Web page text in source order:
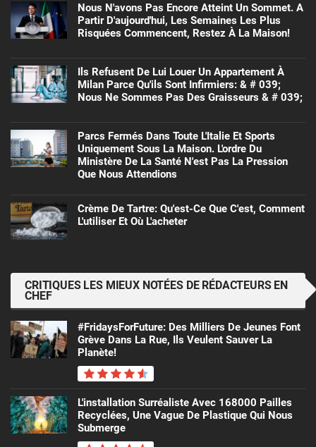
Nous N'avons Pas Encore Atteint Un Sommet. A
Partir D'aujourd'hui, Les Semaines Les Plus
Risquées Commencent, Restez À La Maison!
Ils Refusent De Lui Louer Un Appartement À
Milan Parce Qu'ils Sont Infirmiers: & # 039;
Nous Ne Sommes Pas Des Graisseurs & # 039;
Parcs Fermés Dans Toute L'Italie Et Sports
Uniquement Sous La Maison. L'ordre Du
Ministère De La Santé N'est Pas La Pression
Que Nous Attendions
Crème De Tartre: Qu'est-Ce Que C'est, Comment
L'utiliser Et Où L'acheter
CRITIQUES LES MIEUX NOTÉES DE RÉDACTEURS EN
CHEF
#FridaysForFuture: Des Milliers De Jeunes Font
Grève Dans La Rue, Ils Veulent Sauver La
Planète!
L'installation Surréaliste Avec 168000 Pailles
Recyclées, Une Vague De Plastique Qui Nous
Submerge